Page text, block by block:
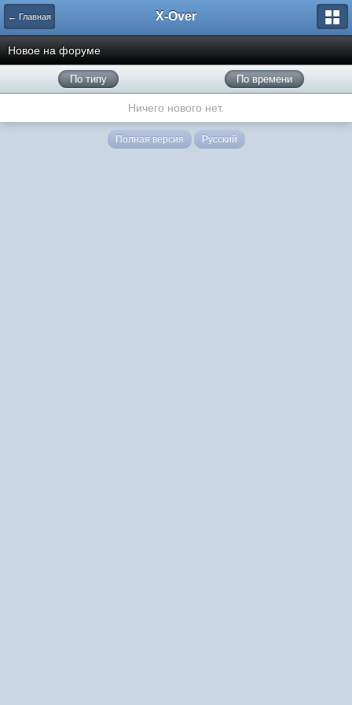
← Главная X-Over
Новое на форуме
По типу По времени
Ничего нового нет.
Полная версия Русский